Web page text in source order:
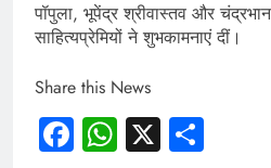
पॉपुला, भूपेंद्र श्रीवास्तव और
साहित्यप्रेमियों ने शुभकामनाएं दीं।
Share this News
Facebook
WhatsApp
X